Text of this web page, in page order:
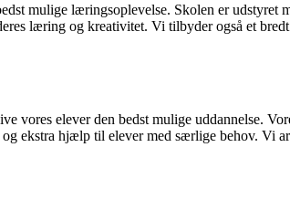
mulige læringsoplevelse. Skolen er udstyret
læring og kreativitet. Vi tilbyder også et
elever den bedst mulige uddannelse.
ekstra hjælp til elever med særlige behov. Vi